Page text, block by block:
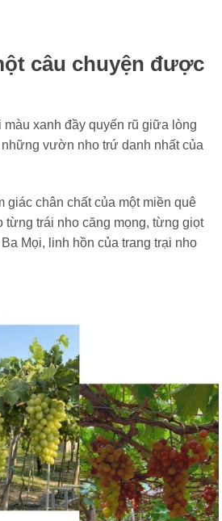
câu chuyện được
xanh đầy quyến rũ giữa lòng
những vườn nho trứ danh nhất của
giác chân chất của một miền quê
từng trái nho căng mọng, từng giọt
Mọi, linh hồn của trang trại nho